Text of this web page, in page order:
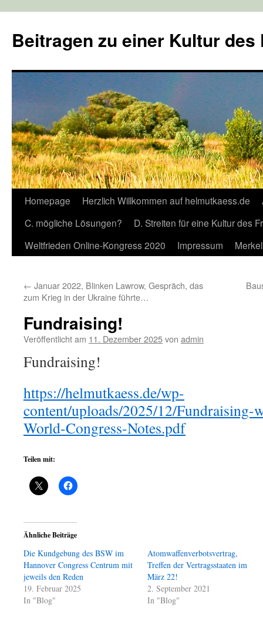
springen
Beitragen zu einer Kultur des
Homepage Herzlich Willkommen auf helmutkaess.de
C. mögliche Lösungen?
D. Streiten für eine Kultur des
Weltfrieden Online-Kongress 2020
Impressum
← Januar 2022, Blinken Lawrow, Gespräch, das
zum Krieg in der Ukraine führte…
Fundraising!
Veröffentlicht am 11. Dezember 2025von admin
Fundraising!
https://helmutkaess.de/wp-
content/uploads/2025/12/
World-Congress-Notes.pdf
Teilen mit:
Ähnliche Beiträge
Die Kundgebung des BSW im
Hannover Congress Centrum mit
jeweils den Reden
19. Februar 2025
In "Blog"
Atomwaffenverbotsvertrag,
Treffen der Vertragsstaaten im
März 22!
2. September 2021
In "Blog"